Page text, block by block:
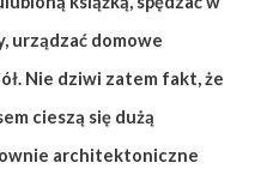
urządzać domowe
Nie dziwi zatem fakt, że
cieszą się dużą
architektoniczne